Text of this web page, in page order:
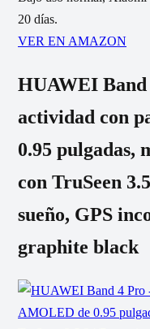
20 días.
VER EN AMAZON
HUAWEI Band
actividad con
0.95 pulgadas,
con TruSeen
sueño, GPS
graphite black